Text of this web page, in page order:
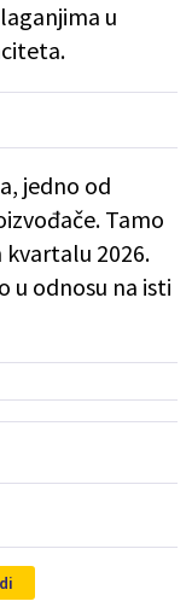
u
jedno od
Tamo
2026.
u odnosu na isti